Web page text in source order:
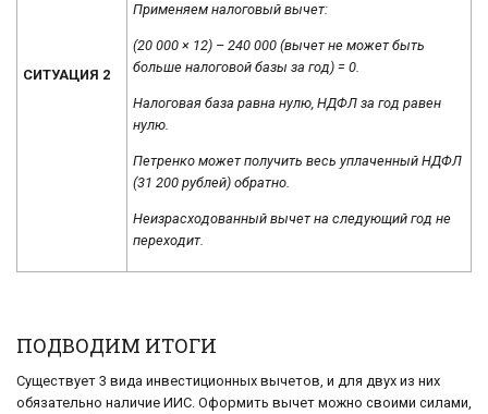
СИТУАЦИЯ 2
Применяем налоговый вычет:
(20 000 × 12) – 240 000 (вычет не может быть
больше налоговой базы за год) = 0.
Налоговая база равна нулю, НДФЛ за год равен
нулю.
Петренко может получить весь уплаченный НДФЛ
(31 200 рублей) обратно.
Неизрасходованный вычет на следующий год не
переходит.
ПОДВОДИМ ИТОГИ
Существует 3 вида инвестиционных вычетов, и для двух из них
обязательно наличие ИИС. Оформить вычет можно своими силами,